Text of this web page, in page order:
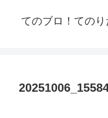
てのブロ！ての